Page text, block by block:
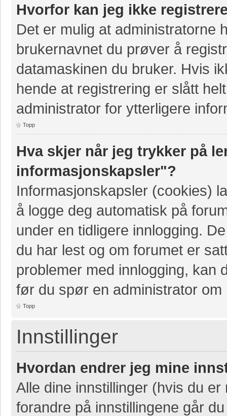
Hvorfor kan jeg ikke
Det er mulig at administratorne
brukernavnet du prøver å
datamaskinen du bruker. Hvis
hende at registrering er slått
administrator for ytterligere
Topp
Hva skjer når jeg trykker på
informasjonskapsler"?
Informasjonskapsler (cookies)
å logge deg automatisk på
under en tidligere innlogging.
du har lest og om forumet er
problemer med innlogging,
før du spør en administrator
Topp
Innstillinger
Hvordan endrer jeg mine
Alle dine innstillinger (hvis du
forandre på innstillingene går